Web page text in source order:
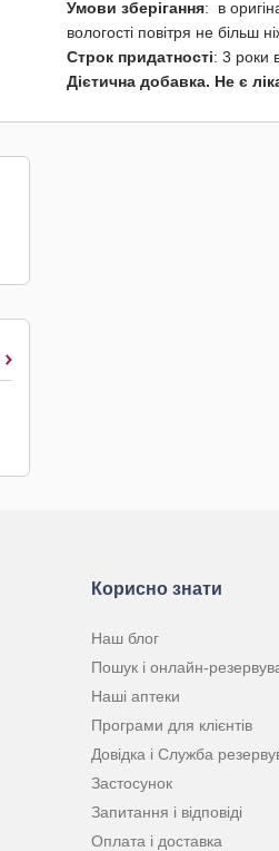
Умови зберігання: в
вологості повітря не більш
Строк придатності: 3 роки
Дієтична добавка. Не є
Корисно знати
Наш блог
Пошук і онлайн-
Наші аптеки
Програми для клієнтів
Довідка і Служба
Застосунок
Запитання і відповіді
Оплата і доставка